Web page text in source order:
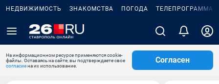
НЕДВИЖИМОСТЬ ЗНАКОМСТВА ПОГОДА ТЕЛЕПРОГРАММА
На информационном ресурсе применяются cookie-
файлы. Оставаясь на сайте, вы подтверждаете свое
согласиена их использование.
Согласен